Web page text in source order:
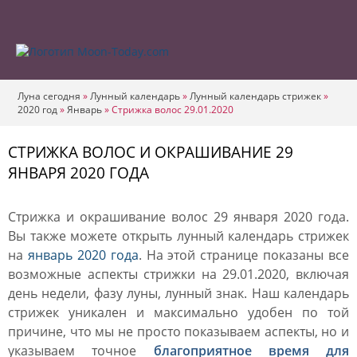
Луна сегодня »Лунный календарь»Лунный календарь стрижек»
2020 год»Январь»Стрижка волос 29.01.2020
СТРИЖКА ВОЛОС И ОКРАШИВАНИЕ 29
ЯНВАРЯ 2020 ГОДА
Стрижка и окрашивание волос 29 января 2020 года.
Вы также можете открыть лунный календарь стрижек
на январь 2020 года. На этой странице показаны все
возможные аспекты стрижки на 29.01.2020, включая
день недели, фазу луны, лунный знак. Наш календарь
стрижек уникален и максимально удобен по той
причине, что мы не просто показываем аспекты, но и
указываем точное благоприятное время для